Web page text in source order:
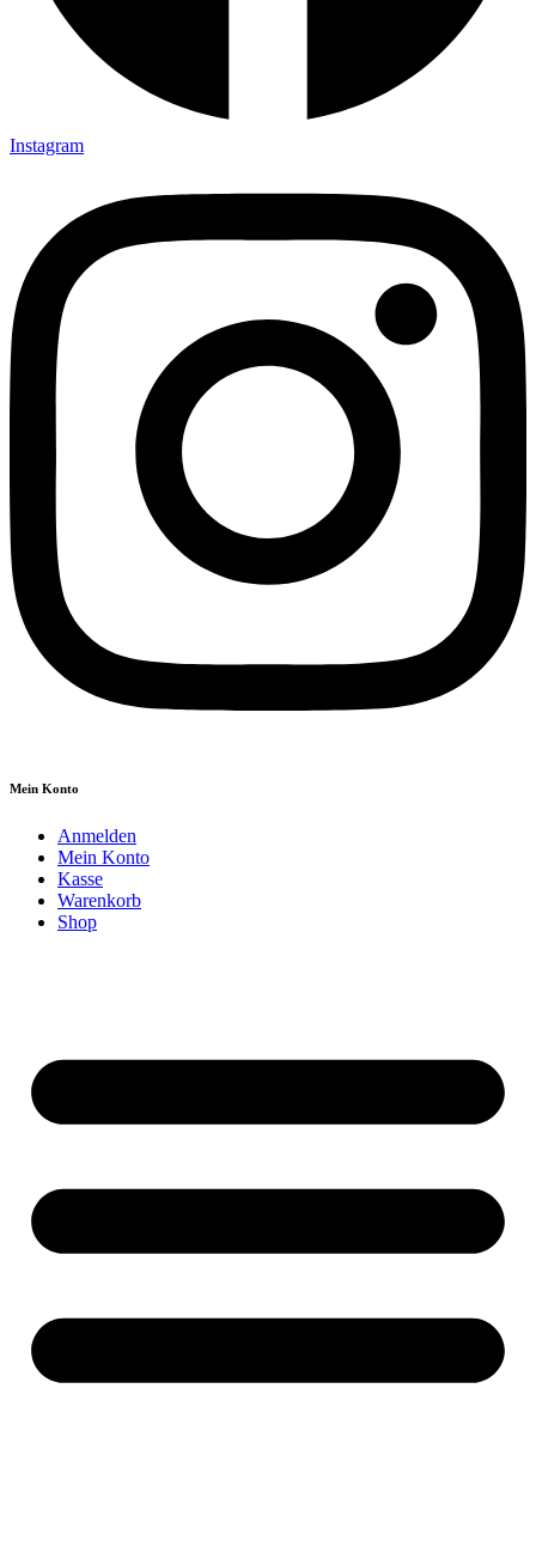
Instagram
Mein Konto
Anmelden
Mein Konto
Kasse
Warenkorb
Shop